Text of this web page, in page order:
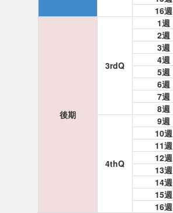
16週
後期
3rdQ
1週
2週
3週
4週
5週
6週
7週
8週
4thQ
9週
10週
11週
12週
13週
14週
15週
16週